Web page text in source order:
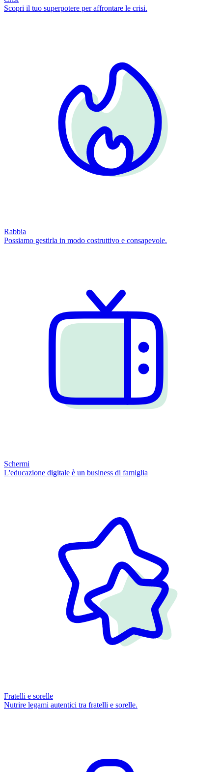
Scopri il tuo superpotere per affrontare le crisi.
Rabbia
Possiamo gestirla in modo costruttivo e consapevole.
Schermi
L'educazione digitale è un business di famiglia
Fratelli e sorelle
Nutrire legami autentici tra fratelli e sorelle.